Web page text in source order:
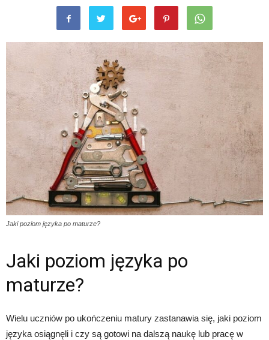
Jaki poziom języka po maturze?
Jaki poziom języka po
maturze?
Wielu uczniów po ukończeniu matury zastanawia się, jaki poziom
języka osiągnęli i czy są gotowi na dalszą naukę lub pracę w